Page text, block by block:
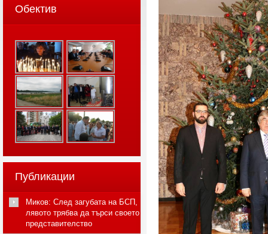
Обектив
Публикации
Миков: След загубата на БСП,
лявото трябва да търси своето
представителство